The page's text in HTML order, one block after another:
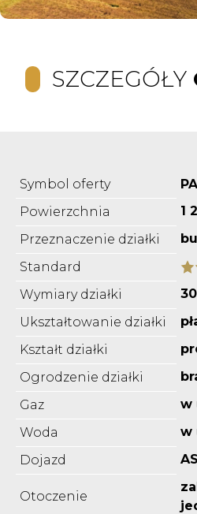
SZCZEGÓŁY
Symbol oferty
Powierzchnia
1
Przeznaczenie działki
Standard
Wymiary działki
Ukształtowanie działki
Kształt działki
Ogrodzenie działki
Gaz
w
Woda
w
Dojazd
Otoczenie